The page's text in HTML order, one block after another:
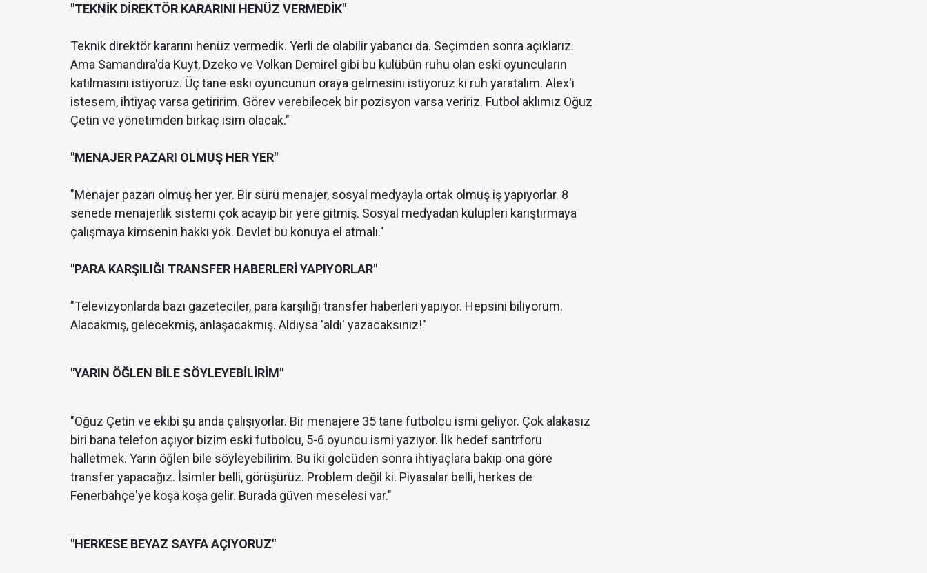
"TEKNİK DİREKTÖR KARARINI HENÜZ VERMEDİK"
Teknik direktör kararını henüz vermedik. Yerli de olabilir yabancı da. Seçimden sonra açıklarız.
Ama Samandıra'da Kuyt, Dzeko ve Volkan Demirel gibi bu kulübün ruhu olan eski oyuncuların
katılmasını istiyoruz. Üç tane eski oyuncunun oraya gelmesini istiyoruz ki ruh yaratalım. Alex'i
istesem, ihtiyaç varsa getiririm. Görev verebilecek bir pozisyon varsa veririz. Futbol aklımız Oğuz
Çetin ve yönetimden birkaç isim olacak."
"MENAJER PAZARI OLMUŞ HER YER"
"Menajer pazarı olmuş her yer. Bir sürü menajer, sosyal medyayla ortak olmuş iş yapıyorlar. 8
senede menajerlik sistemi çok acayip bir yere gitmiş. Sosyal medyadan kulüpleri karıştırmaya
çalışmaya kimsenin hakkı yok. Devlet bu konuya el atmalı."
"PARA KARŞILIĞI TRANSFER HABERLERİ YAPIYORLAR"
"Televizyonlarda bazı gazeteciler, para karşılığı transfer haberleri yapıyor. Hepsini biliyorum.
Alacakmış, gelecekmiş, anlaşacakmış. Aldıysa 'aldı' yazacaksınız!"
"YARIN ÖĞLEN BİLE SÖYLEYEBİLİRİM"
"Oğuz Çetin ve ekibi şu anda çalışıyorlar. Bir menajere 35 tane futbolcu ismi geliyor. Çok alakasız
biri bana telefon açıyor bizim eski futbolcu, 5-6 oyuncu ismi yazıyor. İlk hedef santrforu
halletmek. Yarın öğlen bile söyleyebilirim. Bu iki golcüden sonra ihtiyaçlara bakıp ona göre
transfer yapacağız. İsimler belli, görüşürüz. Problem değil ki. Piyasalar belli, herkes de
Fenerbahçe'ye koşa koşa gelir. Burada güven meselesi var."
"HERKESE BEYAZ SAYFA AÇIYORUZ"